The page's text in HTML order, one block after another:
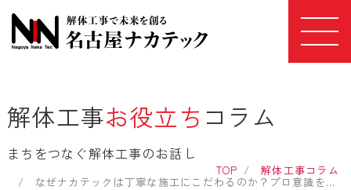
解体工事お役立ち コラム
まちをつなぐ解体工事のお話し
TOP 解体工事コラム
なぜナカテックは丁寧な施工にこだわるのか？プロ意識を育てる解体工事の現場力